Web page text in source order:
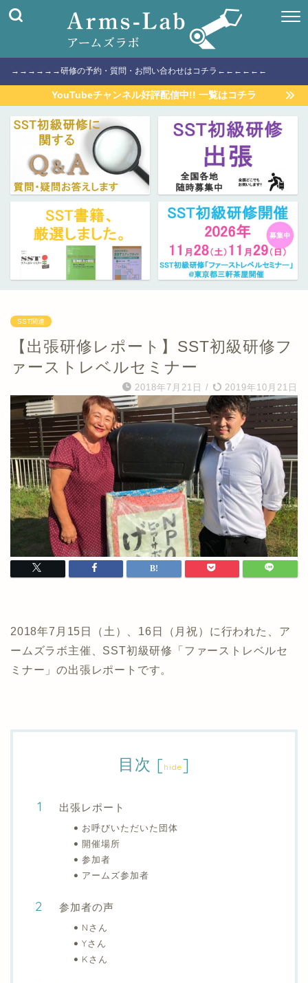
→→→→→→研修の予約・質問・お問い合わせはコチラ←←←←←←
YouTubeチャンネル好評配信中!! 一覧はコチラ
SST関連
【出張研修レポート】SST初級研修フ
ァーストレベルセミナー
2018年7月21日 / 2019年10月21日
2018年7月15日（土）、16日（月祝）に行われた、ア
ームズラボ主催、SST初級研修「ファーストレベルセ
ミナー」の出張レポートです。
目次 [hide]
出張レポート
お呼びいただいた団体
開催場所
参加者
アームズ参加者
参加者の声
Nさん
Yさん
Kさん